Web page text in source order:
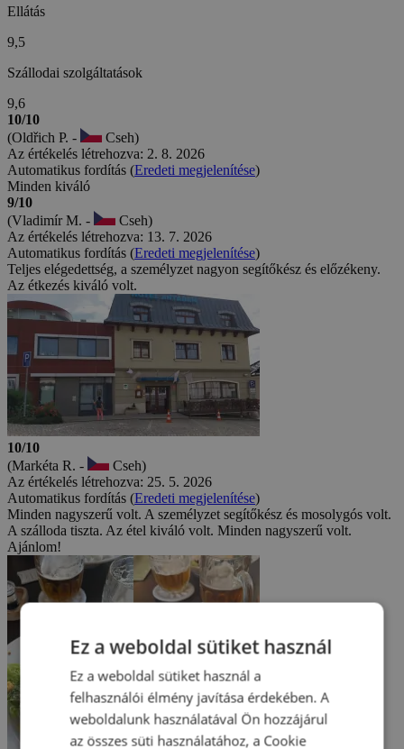
Ellátás
9,5
Szállodai szolgáltatások
9,6
10/10
(Oldřich P. -
Cseh)
Az értékelés létrehozva: 2. 8. 2026
Automatikus fordítás (Eredeti megjelenítése)
Minden kiváló
9/10
(Vladimír M. -
Cseh)
Az értékelés létrehozva: 13. 7. 2026
Automatikus fordítás (Eredeti megjelenítése)
Teljes elégedettség, a személyzet nagyon segítőkész és előzékeny.
Az étkezés kiváló volt.
10/10
(Markéta R. -
Cseh)
Az értékelés létrehozva: 25. 5. 2026
Automatikus fordítás (Eredeti megjelenítése)
Minden nagyszerű volt. A személyzet segítőkész és mosolygós volt.
A szálloda tiszta. Az étel kiváló volt. Minden nagyszerű volt.
Ajánlom!
Ez a weboldal sütiket használ
Ez a weboldal sütiket használ a
felhasználói élmény javítása érdekében. A
weboldalunk használatával Ön hozzájárul
az összes süti használatához, a Cookie